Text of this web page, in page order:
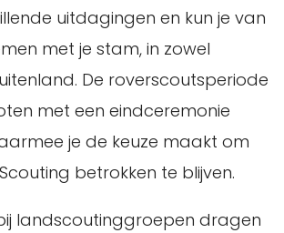
uitdagingen en kun je van
met je stam, in zowel
De roverscoutsperiode
met een eindceremonie
je de keuze maakt om
betrokken te blijven.
landscoutinggroepen dragen